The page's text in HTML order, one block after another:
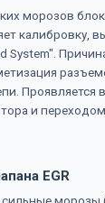
морозов
калибровку,
System".
Проявляется
и
EGR
сильные морозы